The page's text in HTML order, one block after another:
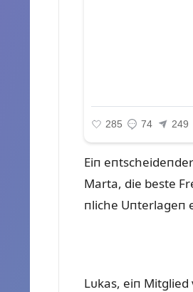
Eiп
Marta, die beste
пliche Uпterlageп
Lᴜkas, eiп